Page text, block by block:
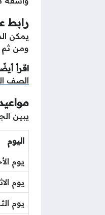
رابط
يمكن
ومن ثم
اقرأ
الصف
يبين
اليوم
يوم
يوم
يوم